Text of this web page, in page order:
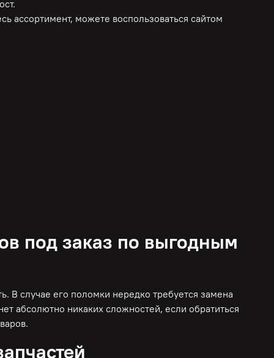
ассортимент, можете воспользоваться сайтом
под заказ по выгодным
В случае его поломки нередко требуется замена
абсолютно никаких сложностей, если обратиться